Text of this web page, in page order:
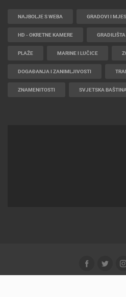
NAJBOLJE S WEBA GRADOVI I
HD - OKRETNE KAMERE GRADILIŠTA
PLAŽE MARINE I LUČICE
DOGAĐANJA I ZANIMLJIVOSTI
ZNAMENITOSTI SVJETSKA BAŠTINA